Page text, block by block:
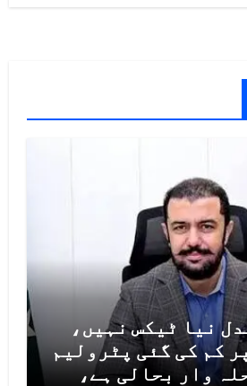
نیا ٹیکس نہیں،
کم کی گئی پٹرولیم
وار بحالی ہے،